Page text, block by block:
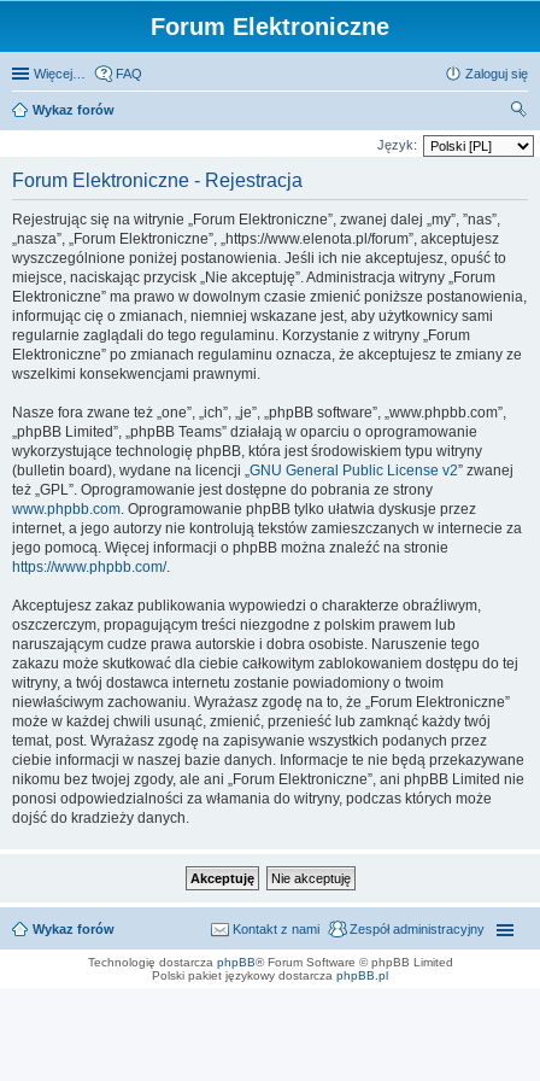
Forum Elektroniczne
Więcej… FAQ Zaloguj się
Wykaz forów
zu
Język:
Forum Elektroniczne - Rejestracja
Rejestrując się na witrynie „Forum Elektroniczne”, zwanej dalej „my”, ”nas”,
„nasza”, „Forum Elektroniczne”, „https://www.elenota.pl/forum”, akceptujesz
wyszczególnione poniżej postanowienia. Jeśli ich nie akceptujesz, opuść to
miejsce, naciskając przycisk „Nie akceptuję”. Administracja witryny „Forum
Elektroniczne” ma prawo w dowolnym czasie zmienić poniższe postanowienia,
informując cię o zmianach, niemniej wskazane jest, aby użytkownicy sami
regularnie zaglądali do tego regulaminu. Korzystanie z witryny „Forum
Elektroniczne” po zmianach regulaminu oznacza, że akceptujesz te zmiany ze
wszelkimi konsekwencjami prawnymi.
Nasze fora zwane też „one”, „ich”, „je”, „phpBB software”, „www.phpbb.com”,
„phpBB Limited”, „phpBB Teams” działają w oparciu o oprogramowanie
wykorzystujące technologię phpBB, która jest środowiskiem typu witryny
(bulletin board), wydane na licencji „GNU General Public License v2” zwanej
też „GPL”. Oprogramowanie jest dostępne do pobrania ze strony
www.phpbb.com. Oprogramowanie phpBB tylko ułatwia dyskusje przez
internet, a jego autorzy nie kontrolują tekstów zamieszczanych w internecie za
jego pomocą. Więcej informacji o phpBB można znaleźć na stronie
https://www.phpbb.com/.
Akceptujesz zakaz publikowania wypowiedzi o charakterze obraźliwym,
oszczerczym, propagującym treści niezgodne z polskim prawem lub
naruszającym cudze prawa autorskie i dobra osobiste. Naruszenie tego
zakazu może skutkować dla ciebie całkowitym zablokowaniem dostępu do tej
witryny, a twój dostawca internetu zostanie powiadomiony o twoim
niewłaściwym zachowaniu. Wyrażasz zgodę na to, że „Forum Elektroniczne”
może w każdej chwili usunąć, zmienić, przenieść lub zamknąć każdy twój
temat, post. Wyrażasz zgodę na zapisywanie wszystkich podanych przez
ciebie informacji w naszej bazie danych. Informacje te nie będą przekazywane
nikomu bez twojej zgody, ale ani „Forum Elektroniczne”, ani phpBB Limited nie
ponosi odpowiedzialności za włamania do witryny, podczas których może
dojść do kradzieży danych.
Wykaz forów Zespół administracyjny
Kontakt z nami
Technologię dostarcza phpBB® Forum Software © phpBB Limited
Polski pakiet językowy dostarcza phpBB.pl